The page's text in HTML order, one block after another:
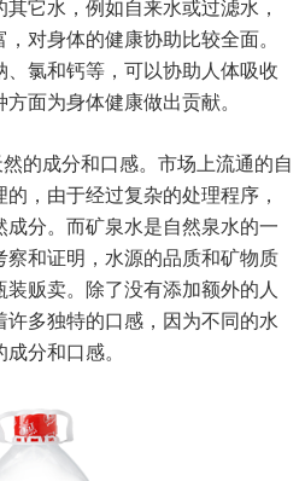
它水，例如自来水或过滤水，
对身体的健康协助比较全面。
氯和钙等，可以协助人体吸收
面为身体健康做出贡献。
的成分和口感。市场上流通的自
，由于经过复杂的处理程序，
分。而矿泉水是自然泉水的一
和证明，水源的品质和矿物质
贩卖。除了没有添加额外的人
多独特的口感，因为不同的水
分和口感。